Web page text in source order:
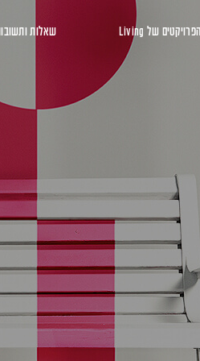
הפרויקטים של Living שאלות